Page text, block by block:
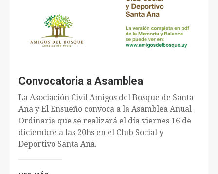
Convocatoria a Asamblea
La Asociación Civil Amigos del Bosque de Santa
Ana y El Ensueño convoca a la Asamblea Anual
Ordinaria que se realizará el día viernes 16 de
diciembre a las 20hs en el Club Social y
Deportivo Santa Ana.